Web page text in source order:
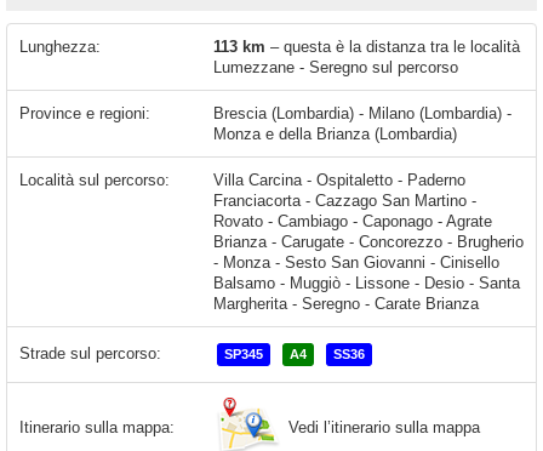
Lunghezza: 113 km – questa è la distanza tra le località
Lumezzane - Seregno sul percorso
Province e regioni:
Brescia (Lombardia) - Milano (Lombardia) -
Monza e della Brianza (Lombardia)
Località sul percorso:
Villa Carcina - Ospitaletto - Paderno
Franciacorta - Cazzago San Martino -
Rovato - Cambiago - Caponago - Agrate
Brianza - Carugate - Concorezzo - Brugherio
- Monza - Sesto San Giovanni - Cinisello
Balsamo - Muggiò - Lissone - Desio - Santa
Margherita - Seregno - Carate Brianza
Strade sul percorso: SP345 A4 SS36
Itinerario sulla mappa: Vedi l’itinerario sulla mappa